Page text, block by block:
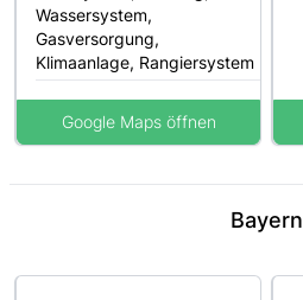
Wassersystem,
Gasversorgung,
Klimaanlage, Rangiersystem
Google Maps öffnen
Bayern